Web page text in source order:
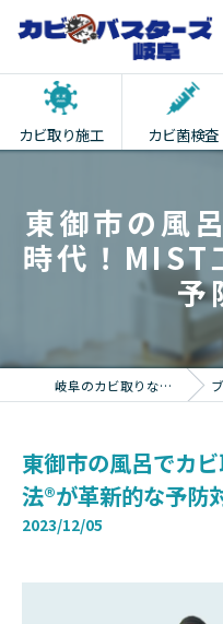
カビ取り施工 カビ菌検査
東御市の風
時代！MIST
予
岐阜のカビ取りならカビバスターズ岐阜 ブログ
東御市の風呂でカ
法®が革新的な予防
2023/12/05